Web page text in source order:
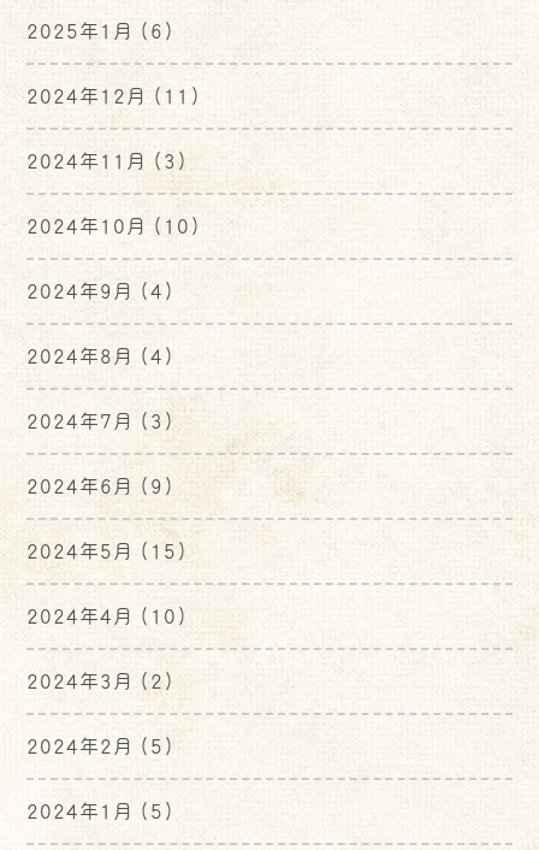
2025年1月 (6)
2024年12月 (11)
2024年11月 (3)
2024年10月 (10)
2024年9月 (4)
2024年8月 (4)
2024年7月 (3)
2024年6月 (9)
2024年5月 (15)
2024年4月 (10)
2024年3月 (2)
2024年2月 (5)
2024年1月 (5)